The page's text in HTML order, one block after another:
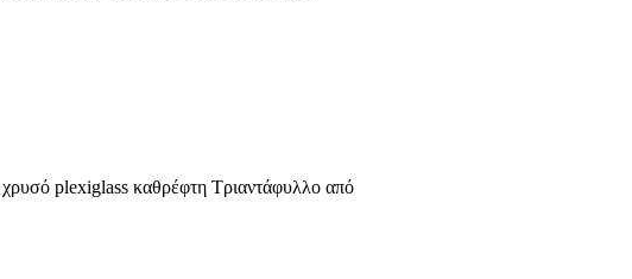
plexiglass καθρέφτη Τριαντάφυλλο από